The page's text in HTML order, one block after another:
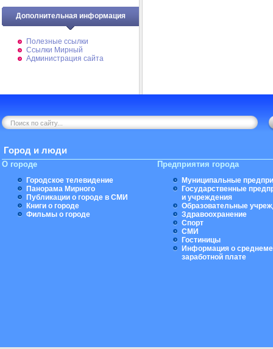
Дополнительная информация
Полезные ссылки
Ссылки Мирный
Администрация сайта
Город и люди
О городе
Городское телевидение
Панорама Мирного
Публикации о городе в СМИ
Книги о городе
Фильмы о городе
Предприятия города
Муниципальные
Государственные
и учреждения
Образовательные
Здравоохранение
Спорт
СМИ
Гостиницы
Информация о
заработной плате